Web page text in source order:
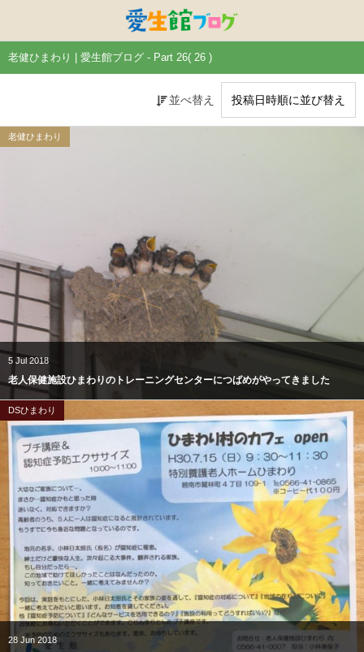
老健ひまわり | 愛生館ブログ - Part 26( 26 )
並べ替え
老健ひまわり
5 Jul 2018
老人保健施設ひまわりのトレーニングセンターにつばめがやってきました
DSひまわり
28 Jun 2018
小林記念病院
病院デイケアセンター
老人保健施設ひまわり
特別養護老人ホームひまわり
DSひまわり
特別養護老人ホームひまわり・安城
CPひまわり・安城
複合施設CORRIN
碧カレッジ
ハーモニーホール
愛生館本部
イベント